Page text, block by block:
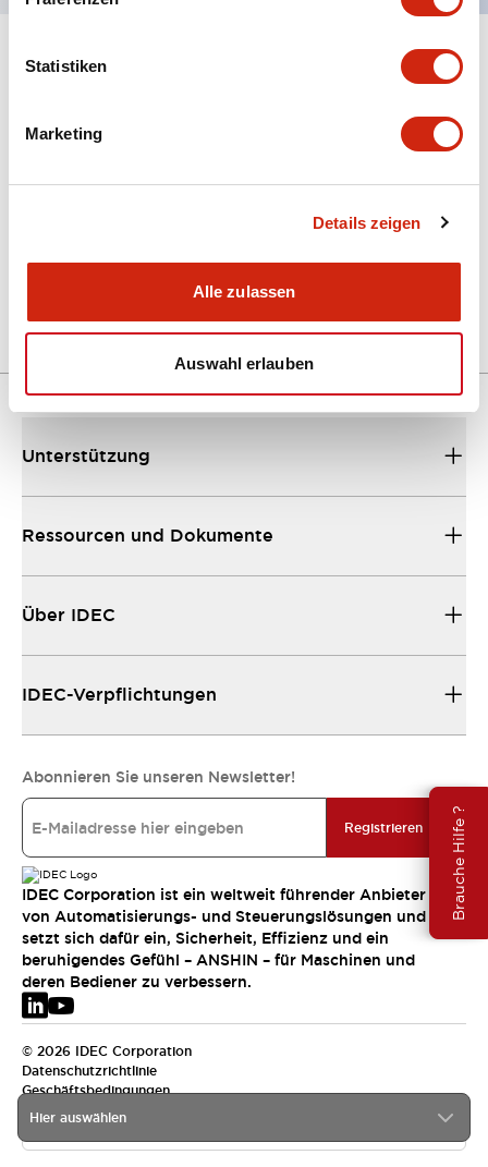
Statistiken
Marketing
Details zeigen
Alle zulassen
Auswahl erlauben
Brauche Hilfe ?
Dokumente und Dateien
Genehmigungen & Standards
04/09/2025.PDF1.23MB
Hier auswählen
Unterstützung
Ressourcen und Dokumente
Über IDEC
IDEC-Verpflichtungen
Abonnieren Sie unseren Newsletter!
Registrieren
IDEC Corporation ist ein weltweit führender Anbieter
von Automatisierungs- und Steuerungslösungen und
setzt sich dafür ein, Sicherheit, Effizienz und ein
beruhigendes Gefühl – ANSHIN – für Maschinen und
deren Bediener zu verbessern.
© 2026 IDEC Corporation
Datenschutzrichtlinie
Geschäftsbedingungen
EMEA